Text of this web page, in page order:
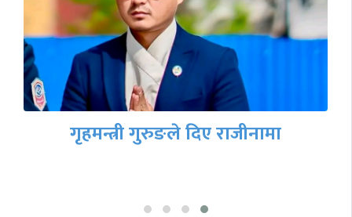
गृहमन्त्री गुरुङले दिए राजीनामा